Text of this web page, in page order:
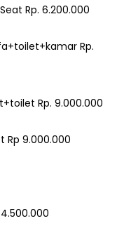
Rp. 6.200.000
Rp.
Rp. 9.000.000
Rp 9.000.000